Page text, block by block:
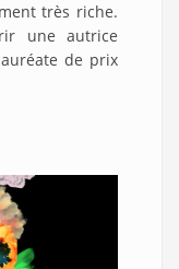
très riche.
une autrice
de prix